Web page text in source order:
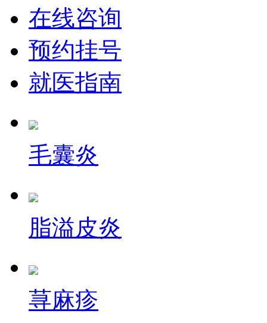
在线咨询
预约挂号
就医指南
毛囊炎
脂溢皮炎
荨麻疹